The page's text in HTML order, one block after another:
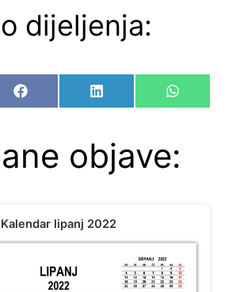
dijeljenja:
Share
on
Facebook
Share
on
LinkedIn
Share
on
objave:
Kalendar lipanj 2022